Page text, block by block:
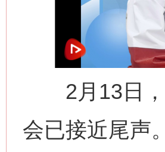
2月13日，
会已接近尾声